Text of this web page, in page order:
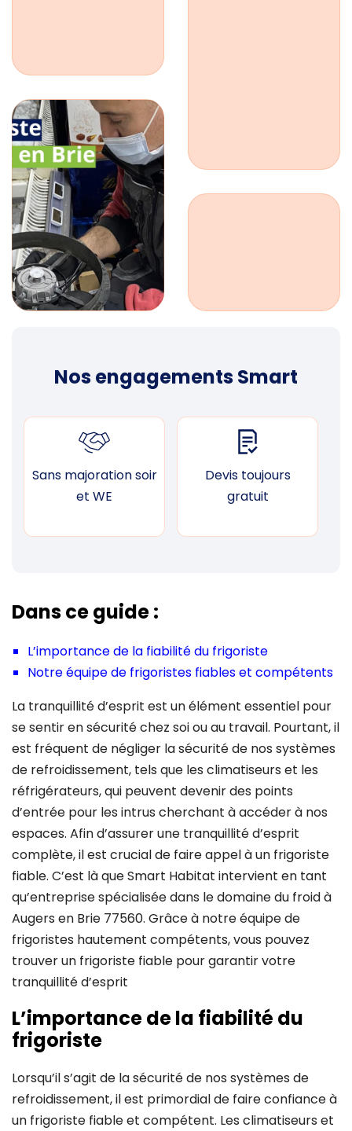
Nos engagements Smart
Sans majoration soir
et WE
Devis toujours
gratuit
Dans ce guide :
L’importance de la fiabilité du frigoriste
Notre équipe de frigoristes fiables et compétents
La tranquillité d’esprit est un élément essentiel pour
se sentir en sécurité chez soi ou au travail. Pourtant, il
est fréquent de négliger la sécurité de nos systèmes
de refroidissement, tels que les climatiseurs et les
réfrigérateurs, qui peuvent devenir des points
d’entrée pour les intrus cherchant à accéder à nos
espaces. Afin d’assurer une tranquillité d’esprit
complète, il est crucial de faire appel à un frigoriste
fiable. C’est là que Smart Habitat intervient en tant
qu’entreprise spécialisée dans le domaine du froid à
Augers en Brie 77560. Grâce à notre équipe de
frigoristes hautement compétents, vous pouvez
trouver un frigoriste fiable pour garantir votre
tranquillité d’esprit
L’importance de la fiabilité du
frigoriste
Lorsqu’il s’agit de la sécurité de nos systèmes de
refroidissement, il est primordial de faire confiance à
un frigoriste fiable et compétent. Les climatiseurs et